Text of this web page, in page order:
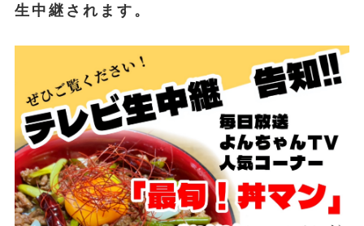
生中継されます。